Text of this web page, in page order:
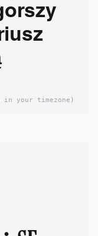
in your timezone)